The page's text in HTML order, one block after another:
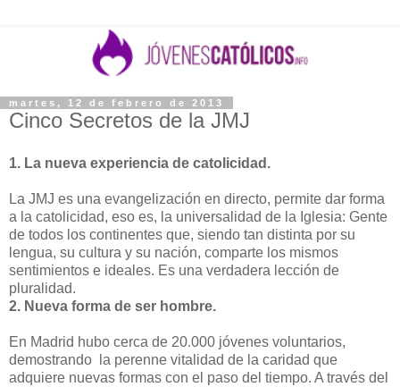
martes, 12 de febrero de 2013
Cinco Secretos de la JMJ
1. La nueva experiencia de catolicidad.
La JMJ es una evangelización en directo, permite dar forma
a la catolicidad, eso es, la universalidad de la Iglesia: Gente
de todos los continentes que, siendo tan distinta por su
lengua, su cultura y su nación, comparte los mismos
sentimientos e ideales. Es una verdadera lección de
pluralidad.
2. Nueva forma de ser hombre.
En Madrid hubo cerca de 20.000 jóvenes voluntarios,
demostrando la perenne vitalidad de la caridad que
adquiere nuevas formas con el paso del tiempo. A través del